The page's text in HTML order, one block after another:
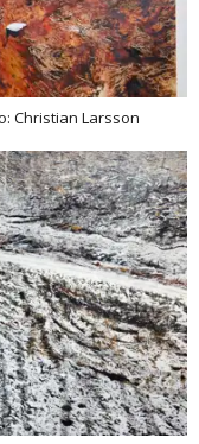
Christian Larsson